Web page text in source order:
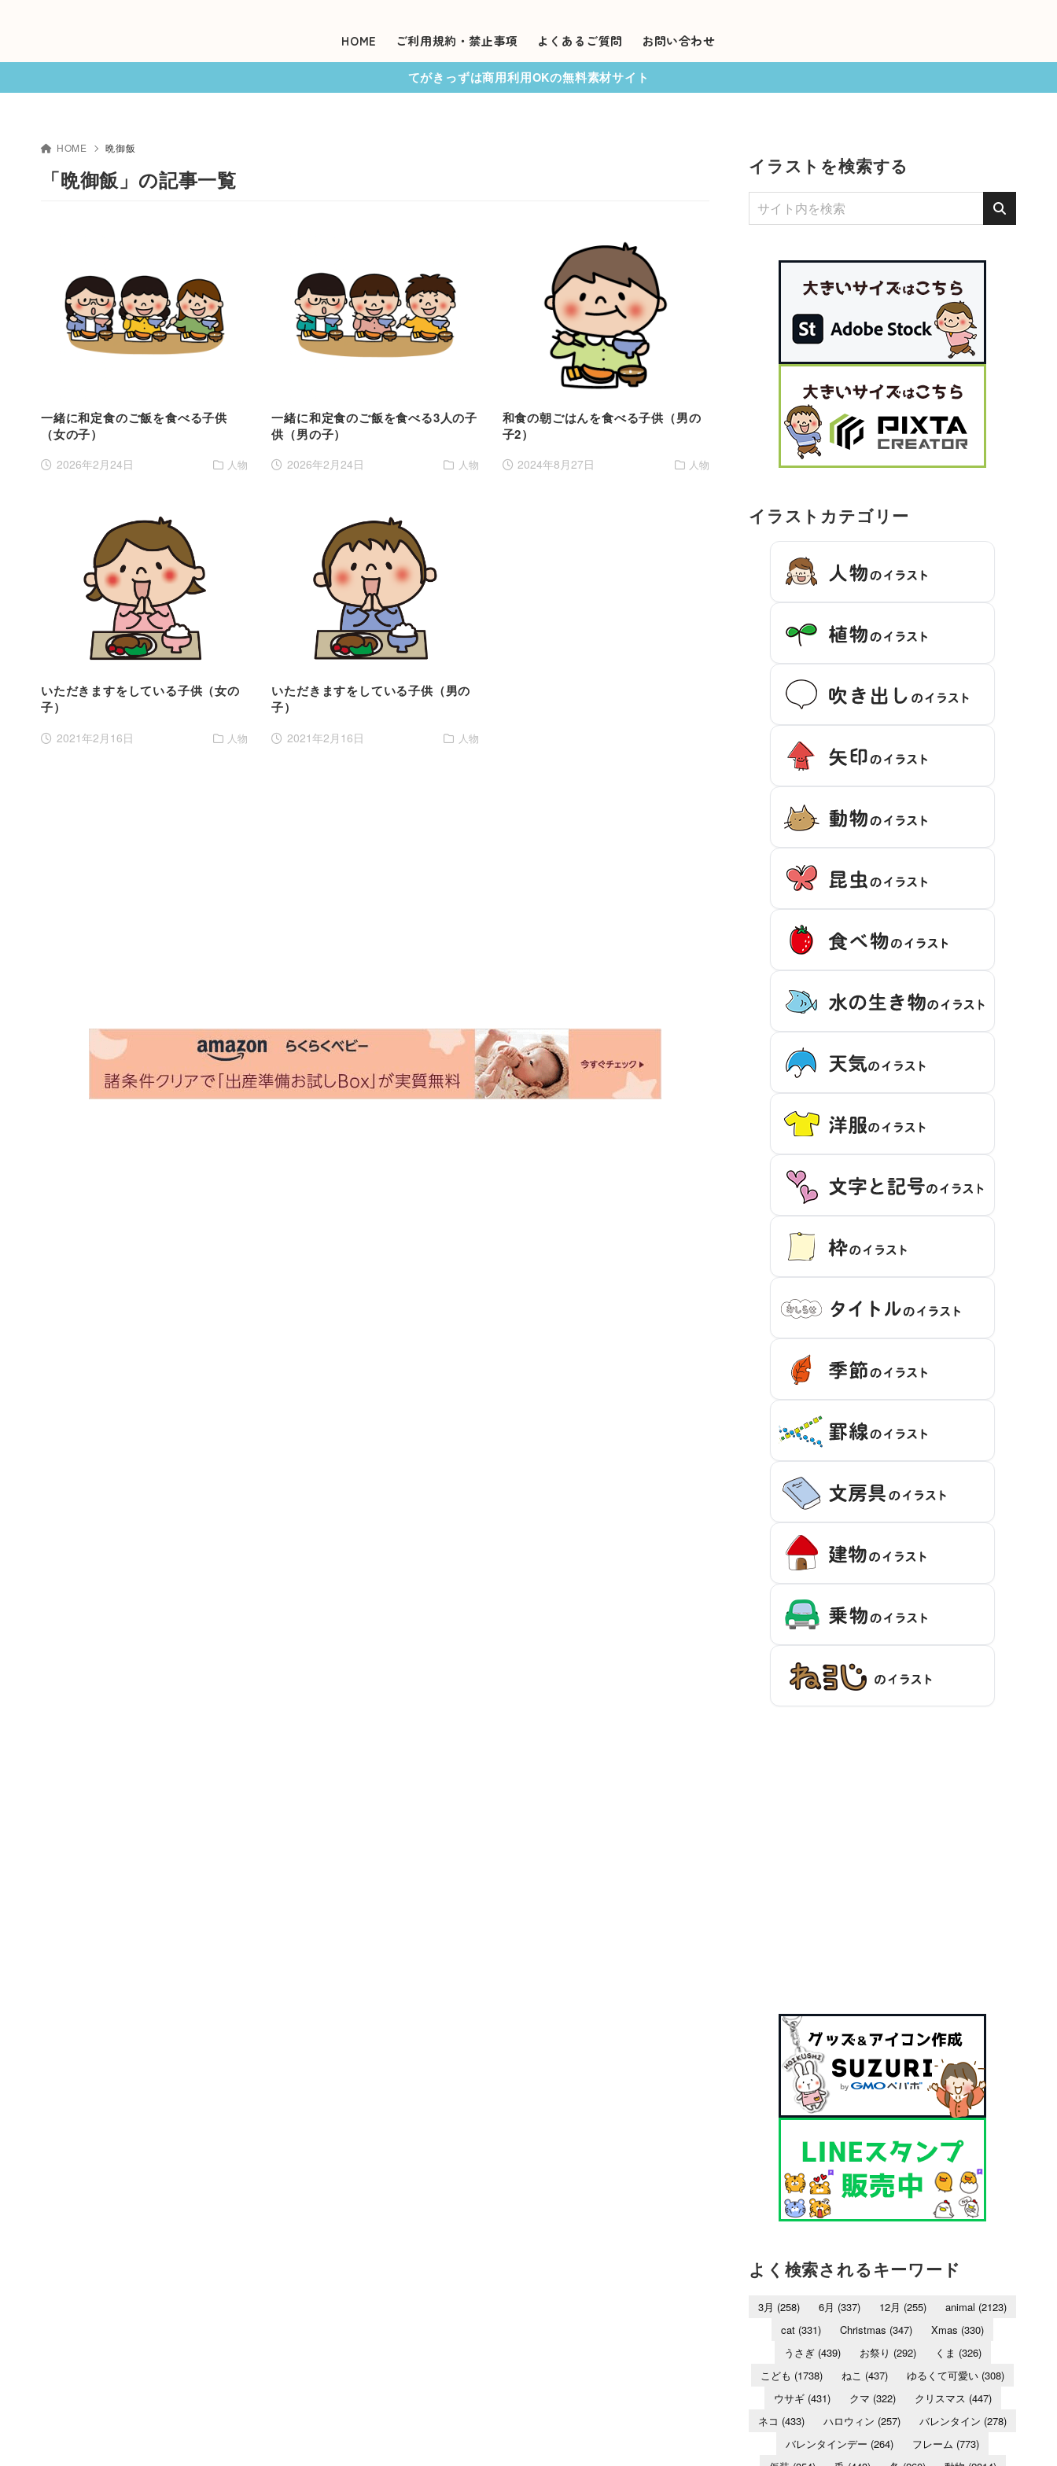
HOME ご利用規約・禁止事項 よくあるご質問 お問い合わせ
てがきっずは商用利用OKの無料素材サイト
HOME 晩御飯
「晩御飯」の記事一覧
一緒に和定食のご飯を食べる子供
（女の子）
2026年2月24日 人物
一緒に和定食のご飯を食べる3人の子
供（男の子）
2026年2月24日 人物
和食の朝ごはんを食べる子供（男の
子2）
2024年8月27日 人物
いただきますをしている子供（女の
子）
2021年2月16日 人物
いただきますをしている子供（男の
子）
2021年2月16日 人物
イラストを検索する
イラストカテゴリー
よく検索されるキーワード
3月 (258) 6月 (337) 12月 (255) animal (2123)
cat (331) Christmas (347) Xmas (330)
うさぎ(439) お祭り (292) くま (326)
こども (1738) ねこ (437) ゆるくて可愛い (308)
ウサギ(431) クマ (322) クリスマス (447)
ネコ (433) ハロウィン (257) バレンタイン (278)
バレンタインデー (264) フレーム (773)